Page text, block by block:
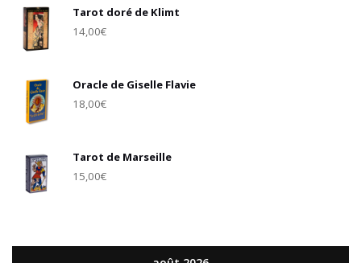
Tarot doré de Klimt
14,00€
Oracle de Giselle Flavie
18,00€
Tarot de Marseille
15,00€